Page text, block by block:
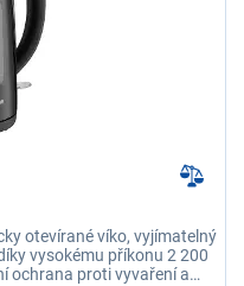
otevírané víko, vyjímatelný
vysokému příkonu 2 200
ochrana proti vyvaření a